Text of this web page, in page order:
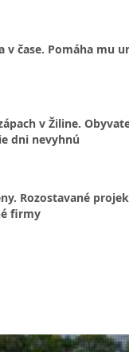
v čase. Pomáha mu
v Žiline.
dni nevyhnú
Rozostavané
firmy